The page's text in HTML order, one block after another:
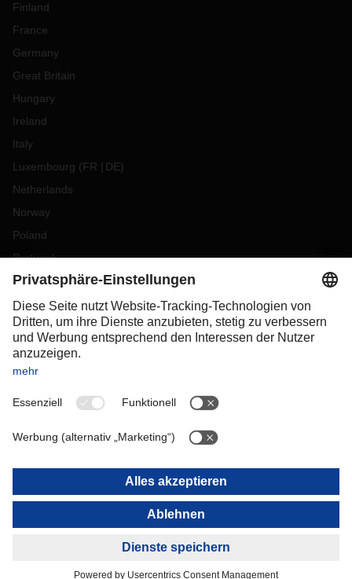
Finland
France
Germany
Great Britain
Hungary
Ireland
Italy
Luxembourg (FR DE)
Netherlands
Norway
Poland
Portugal
Romania
Slovakia
Spain
Sweden
Switzerland
OCEANIA